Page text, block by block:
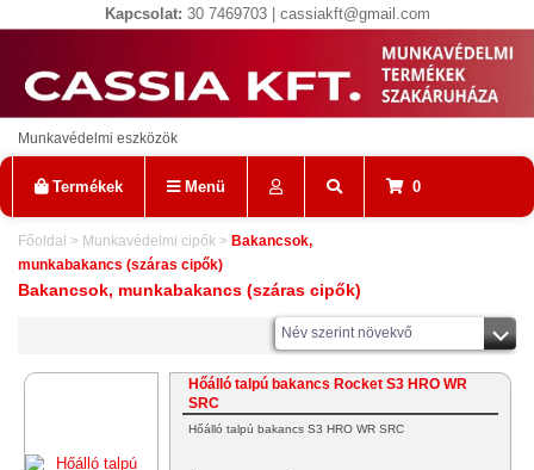
Kapcsolat: 30 7469703 | cassiakft@gmail.com
Munkavédelmi eszközök
Termékek Menü 0
Főoldal > Munkavédelmi cipők > Bakancsok,
munkabakancs (száras cipők)
Bakancsok, munkabakancs (száras cipők)
Név szerint növekvő
Hőálló talpú bakancs Rocket S3 HRO WR
SRC
Hőálló talpú bakancs S3 HRO WR SRC